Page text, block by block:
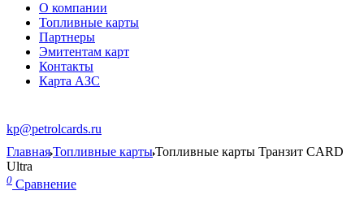
О компании
Топливные карты
Партнеры
Эмитентам карт
Контакты
Карта АЗС
kp@petrolcards.ru
ГлавнаяТопливные картыТопливные карты Транзит CARD
Ultra
0 Сравнение